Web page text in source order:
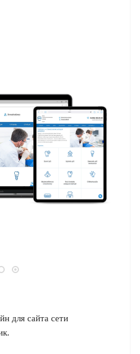
для сайта сети